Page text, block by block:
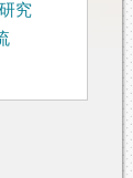
究